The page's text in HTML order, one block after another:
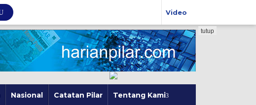
Video
Nasional Catatan Pilar Tentang Kami
tutup